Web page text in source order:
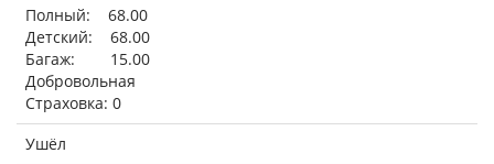
Полный: 68.00
Детский: 68.00
Багаж: 15.00
Добровольная
Страховка: 0
Ушёл